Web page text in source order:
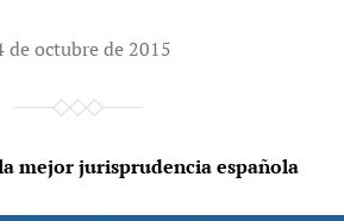
de octubre de 2015
mejor jurisprudencia española